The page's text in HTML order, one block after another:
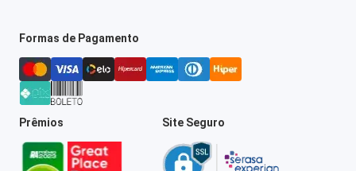
Formas de Pagamento
Prêmios Site Seguro